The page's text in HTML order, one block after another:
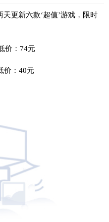
更新六款‘超值’游戏，限时
价：74元
价：40元